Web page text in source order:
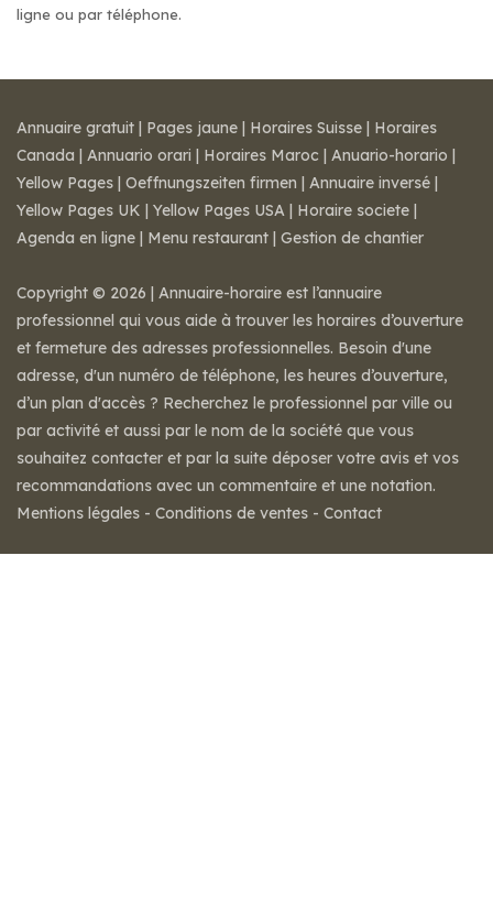
ligne ou par téléphone.
Annuaire gratuit | Pages jaune | Horaires Suisse | Horaires
Canada | Annuario orari | Horaires Maroc | Anuario-horario |
Yellow Pages | Oeffnungszeiten firmen | Annuaire inversé |
Yellow Pages UK | Yellow Pages USA | Horaire societe |
Agenda en ligne | Menu restaurant | Gestion de chantier
Copyright © 2026 | Annuaire-horaire est l’annuaire
professionnel qui vous aide à trouver les horaires d’ouverture
et fermeture des adresses professionnelles. Besoin d'une
adresse, d'un numéro de téléphone, les heures d’ouverture,
d’un plan d'accès ? Recherchez le professionnel par ville ou
par activité et aussi par le nom de la société que vous
souhaitez contacter et par la suite déposer votre avis et vos
recommandations avec un commentaire et une notation.
Mentions légales - Conditions de ventes - Contact